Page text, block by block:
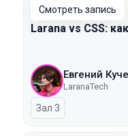
Смотреть запись
Larana vs CSS:
Евгений
LaranaTech
Зал 3